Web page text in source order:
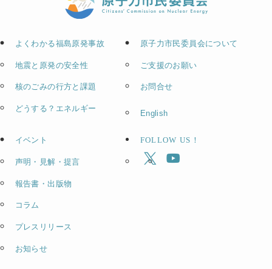
よくわかる福島原発事故
地震と原発の安全性
核のごみの行方と課題
どうする？エネルギー
イベント
声明・見解・提言
報告書・出版物
コラム
プレスリリース
お知らせ
原子力市民委員会について
ご支援のお願い
お問合せ
English
FOLLOW US！